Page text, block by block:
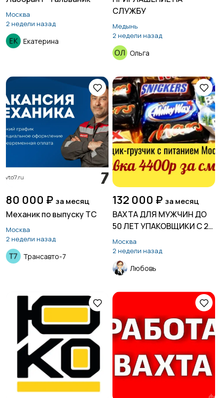
Москва
2 недели назад
Екатерина
СЛУЖБУ
Медынь
2 недели назад
Ольга
80 000 ₽ за месяц
Механик по выпуску ТС
Москва
2 недели назад
Трансавто-7
132 000 ₽ за месяц
ВАХТА ДЛЯ МУЖЧИН ДО
50 ЛЕТ УПАКОВЩИКИ С 2-
Х РАЗОВЫМ ПИТАНИЕМ
МОСКВА РФ
Москва
2 недели назад
Любовь